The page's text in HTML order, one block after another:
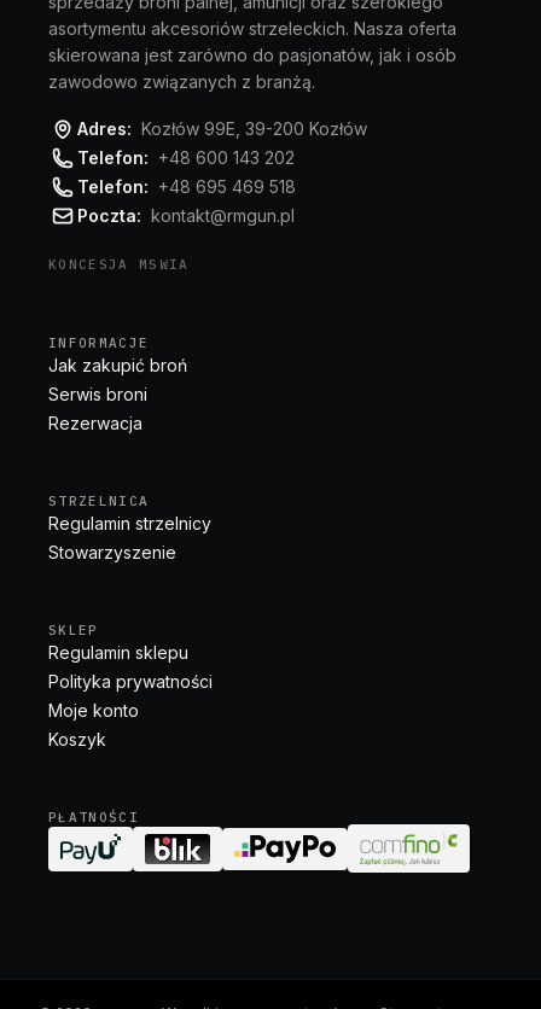
asortymentu akcesoriów strzeleckich. Nasza oferta
skierowana jest zarówno do pasjonatów, jak i osób
zawodowo związanych z branżą.
Adres: Kozłów 99E, 39-200 Kozłów
Telefon: +48 600 143 202
Telefon: +48 695 469 518
Poczta: kontakt@rmgun.pl
KONCESJA MSWIA
INFORMACJE
Jak zakupić broń
Serwis broni
Rezerwacja
STRZELNICA
Regulamin strzelnicy
Stowarzyszenie
SKLEP
Regulamin sklepu
Polityka prywatności
Moje konto
Koszyk
PŁATNOŚCI